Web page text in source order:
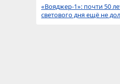
«Вояджер-1»: почти 50
светового дня ещё не